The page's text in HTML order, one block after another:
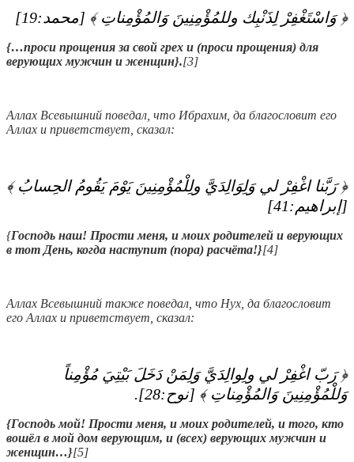
﴿ ‏وَاسْتَغْفِرْ لِذَنْبِك وللمُؤْمِنِينَ وَالمُؤْمِناتِ‏ ﴾‏ ‏[‏محمد‏:‏19‏]‏
{…проси прощения за свой грех и (проси прощения) для
верующих мужчин и женщин}.[3]
Аллах Всевышний поведал, что Ибрахим, да благословит его
Аллах и приветствует, сказал:
﴿ ‏رَبَّنا اغْفِرْ لي وَلِوَالِدَيَّ ولِلْمُؤْمِنِينَ يَوْمَ يَقُومُ الحِسابُ‏ ﴾‏
‏[‏إبراهيم‏:‏41‏]‏
{Господь наш! Прости меня, и моих родителей и верующих
в тот День, когда наступит (пора) расчёта!}[4]
Аллах Всевышний также поведал, что Нух, да благословит
его Аллах и приветствует, сказал:
﴿ ‏رَبّ اغْفِرْ لي ولِوالِدَيَّ وَلِمَنْ دَخَلَ بَيْتِيَ مُؤْمِناً
وَللْمُؤْمِنِينَ وَالمُؤْمِناتِ‏ ﴾‏ ‏[‏نوح‏:‏28‏]‏‏.‏
{Господь мой! Прости меня, и моих родителей, и того, кто
вошёл в мой дом верующим, и (всех) верующих мужчин и
женщин…}[5]